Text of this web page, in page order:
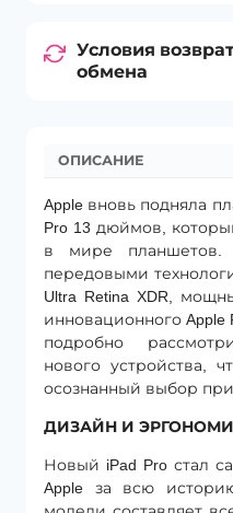
Условия
обмена
ОПИСАНИЕ
Apple вновь подняла
Pro 13 дюймов,
в мире планшетов.
передовыми
Ultra Retina XDR,
инновационного Apple
подробно
нового устройства,
осознанный выбор при
ДИЗАЙН И
Новый iPad Pro стал
Apple за всю